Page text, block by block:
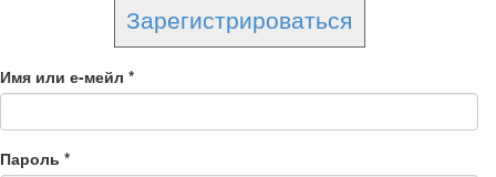
Зарегистрироваться
Имя или е-мейл *
Пароль *